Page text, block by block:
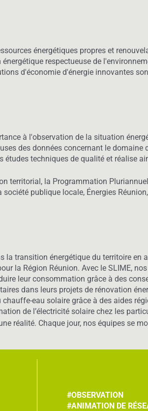
énergétiques propres et
respectueuse de
d'économie d'énergie innovantes
à l'observation de la situation
des données concernant le domaine
études techniques de qualité et réalise
territorial, la Programmation
publique locale, Énergies
la transition énergétique du territoire
la Région Réunion. Avec le SLIME,
leur consommation grâce à des
dans leurs projets de rénovation
chauffe-eau solaire grâce à des aides
de l’électricité solaire chez les
réalité. Chaque jour, nos équipes se
#OBSERVATION
#ANIMATION DE